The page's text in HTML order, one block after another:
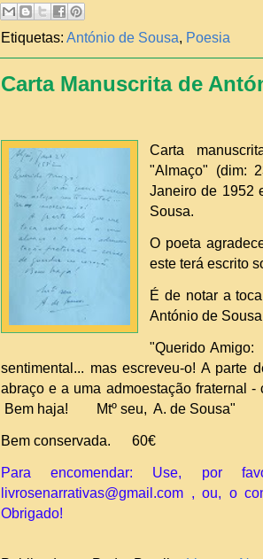
Etiquetas: António de Sousa Poesia
Carta Manuscrita de
Carta
"Almaço" (dim:
Janeiro de 1952
Sousa.
O poeta
este terá escrito
É de notar a
António de
"Querido Amigo:
sentimental... mas escreveu-o! A parte
abraço e a uma admoestação
Bem haja! Mtº seu, A. de Sousa"
Bem conservada. 60€
Para encomendar: Use, por
livrosenarrativas@gmail.com , ou, o
Obrigado!